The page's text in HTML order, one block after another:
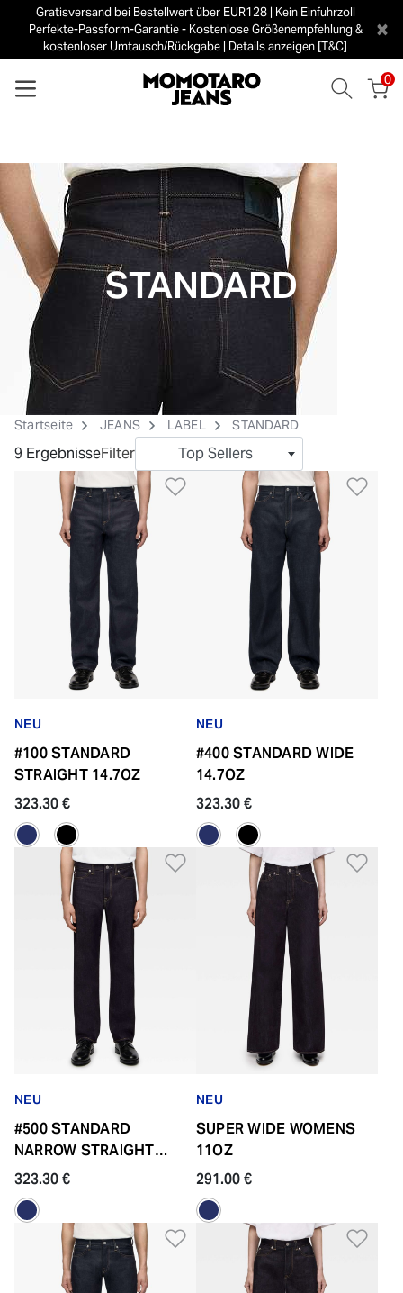
Gratisversand bei Bestellwert über EUR128 | Kein Einfuhrzoll
Perfekte-Passform-Garantie - Kostenlose Größenempfehlung &
kostenloser Umtausch/Rückgabe | Details anzeigen [T&C]
×
0
STANDARD
Startseite JEANS LABEL STANDARD
9 ErgebnisseFilter Top Sellers
Zur Wunschliste
NEU
#100 STANDARD
STRAIGHT 14.7OZ
323.30 €
Zur
NEU
#400 STANDARD WIDE
14.7OZ
323.30 €
Zur Wunschliste
NEU
#500 STANDARD
NARROW STRAIGHT
14.7OZ BUTTON FLY
323.30 €
Zur
NEU
SUPER WIDE WOMENS
11OZ
291.00 €
Zur Wunschliste Zur